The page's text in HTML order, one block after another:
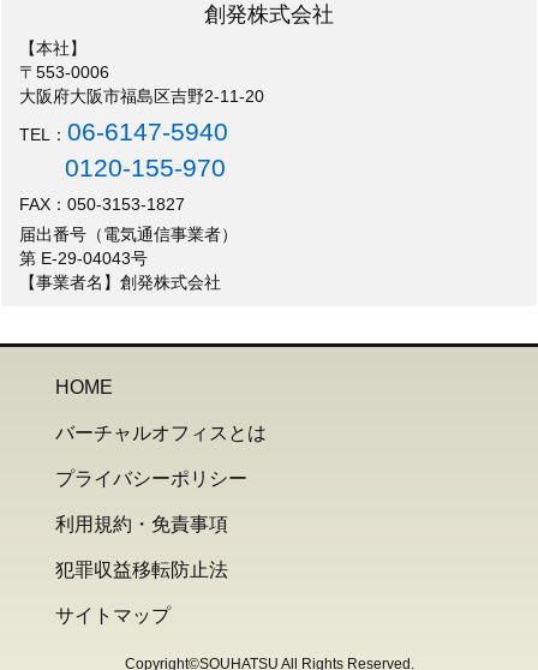
創発株式会社
【本社】
〒553-0006
大阪府大阪市福島区吉野2-11-20
TEL：06-6147-5940
0120-155-970
FAX：050-3153-1827
届出番号（電気通信事業者）
第 E-29-04043号
【事業者名】創発株式会社
HOME
バーチャルオフィスとは
プライバシーポリシー
利用規約・免責事項
犯罪収益移転防止法
サイトマップ
Copyright©SOUHATSU All Rights Reserved.